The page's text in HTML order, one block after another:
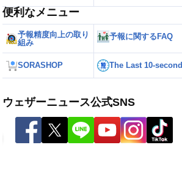
ダー 世界の雨雲レーダー
便利なメニュー
予報精度向上の取り
組み
予報に関するFAQ
SORASHOP The Last 10-second
ウェザーニュース公式SNS